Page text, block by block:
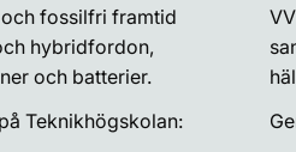
fossilfri framtid
hybridfordon,
och batterier.
Teknikhögskolan: